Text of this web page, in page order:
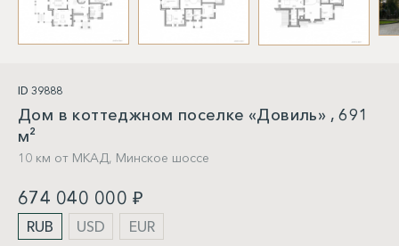
ID 39888
Дом в коттеджном поселке «Довиль» , 691
м²
10 км от МКАД, Минское шоссе
674 040 000 ₽
RUB USD EUR